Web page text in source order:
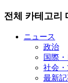
전체 카테고리
ニュース
政治
国際
社会
最新